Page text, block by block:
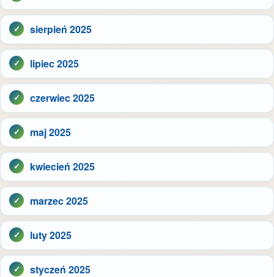
sierpień 2025
lipiec 2025
czerwiec 2025
maj 2025
kwiecień 2025
marzec 2025
luty 2025
styczeń 2025